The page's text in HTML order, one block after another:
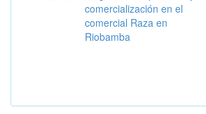
comercialización en el
comercial Raza en
Riobamba